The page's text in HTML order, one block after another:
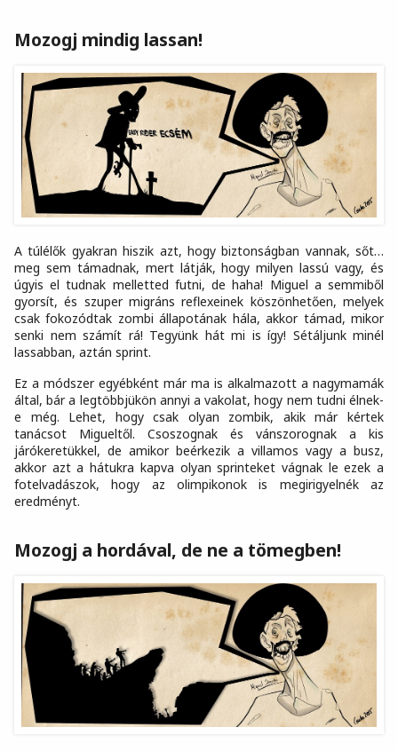
Mozogj mindig lassan!
A túlélők gyakran hiszik azt, hogy biztonságban vannak, sőt…
meg sem támadnak, mert látják, hogy milyen lassú vagy, és
úgyis el tudnak melletted futni, de haha! Miguel a semmiből
gyorsít, és szuper migráns reflexeinek köszönhetően, melyek
csak fokozódtak zombi állapotának hála, akkor támad, mikor
senki nem számít rá! Tegyünk hát mi is így! Sétáljunk minél
lassabban, aztán sprint.
Ez a módszer egyébként már ma is alkalmazott a nagymamák
által, bár a legtöbbjükön annyi a vakolat, hogy nem tudni élnek-
e még. Lehet, hogy csak olyan zombik, akik már kértek
tanácsot Migueltől. Csoszognak és vánszorognak a kis
járókeretükkel, de amikor beérkezik a villamos vagy a busz,
akkor azt a hátukra kapva olyan sprinteket vágnak le ezek a
fotelvadászok, hogy az olimpikonok is megirigyelnék az
eredményt.
Mozogj a hordával, de ne a tömegben!